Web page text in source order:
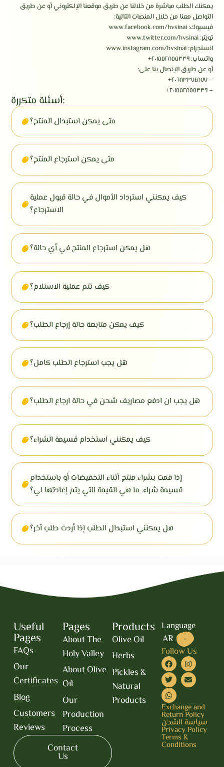
يمكنك الطلب مباشرة من خلالنا عن طريق موقعنا الإلكتروني أو عن طريق
التواصل معنا من خلال المنصات التالية:
فيسبوك: www.facebook.com/hvsinai
تويتر: www.twitter.com/hvsinai
انستجرام: www.instagram.com/hvsinai
واتساب: ٢٠١٥٥٢٨٥٥٣٣٩+
أو عن طريق الإتصال بنا على:
– ٢٠٦٨٣٣٧٤٨٧٧+
– ٢٠١٥٥٢٨٥٥٣٣٩+
أسئلة متكررة:
متى يمكن استبدال المنتج؟
متى يمكن استرجاع المنتج؟
كيف يمكنني استرداد الأموال في حالة قبول عملية
الاسترجاع؟
هل يمكن استرجاع المنتج في أي حالة؟
كيف تتم عملية الاستلام؟
كيف يمكن متابعة حالة إرجاع الطلب؟
هل يجب استرجاع الطلب كامل؟
هل يجب ان ادفع مصاريف شحن في حالة ارجاع الطلب؟
كيف يمكنني استخدام قسيمة الشراء؟
إذا قمت بشراء منتج أثناء التخفيضات أو باستخدام
قسيمة شراء. ما هي القيمة التي يتم إعادتها لي؟
هل يمكنني استبدال الطلب إذا أردت طلب آخر؟
Useful
Pages
FAQs
Our
Certificates
Blog
Customers
Reviews
Contact
Us
Pages
About The
Holy Valley
About Olive
Oil
Our
Production
Process
Products
Olive Oil
Herbs
Pickles &
Natural
Products
Language
AR EN
Follow Us
Exchange and
Return Policy
سياسة الشحن
Privacy Policy
Terms &
Conditions